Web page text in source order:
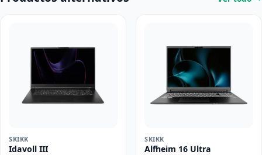
SKIKK
Idavoll III
SKIKK
Alfheim 16 Ultra